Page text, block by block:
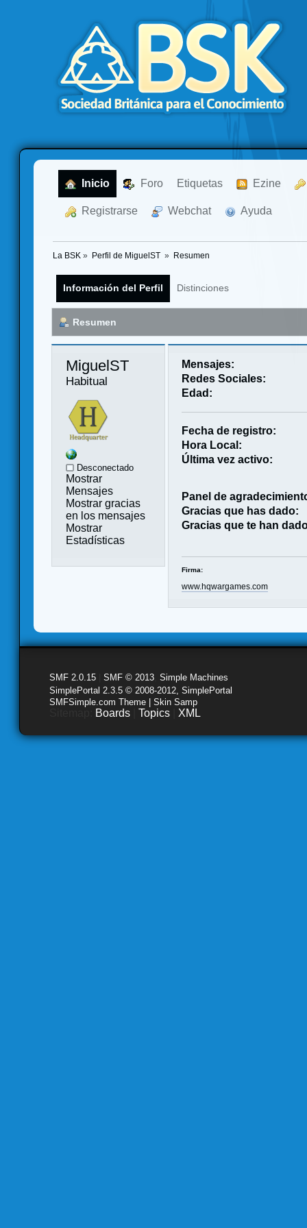
Inicio Foro Etiquetas Ezine
Registrarse Webchat Ayuda
La BSK » Perfil de MiguelST » Resumen
Información del Perfil Distinciones
Resumen
MiguelST
Habitual
Desconectado
Mostrar
Mensajes
Mostrar gracias
en los mensajes
Mostrar
Estadísticas
Mensajes:
Redes Sociales:
Edad:
Fecha de registro:
Hora Local:
Última vez activo:
Panel de
Gracias que has dado:
Gracias que te han
Firma:
www.hqwargames.com
SMF 2.0.15 SMF © 2013 Simple Machines
SimplePortal 2.3.5 © 2008-2012, SimplePortal
SMFSimple.com Theme | Skin Samp
Boards Topics XML